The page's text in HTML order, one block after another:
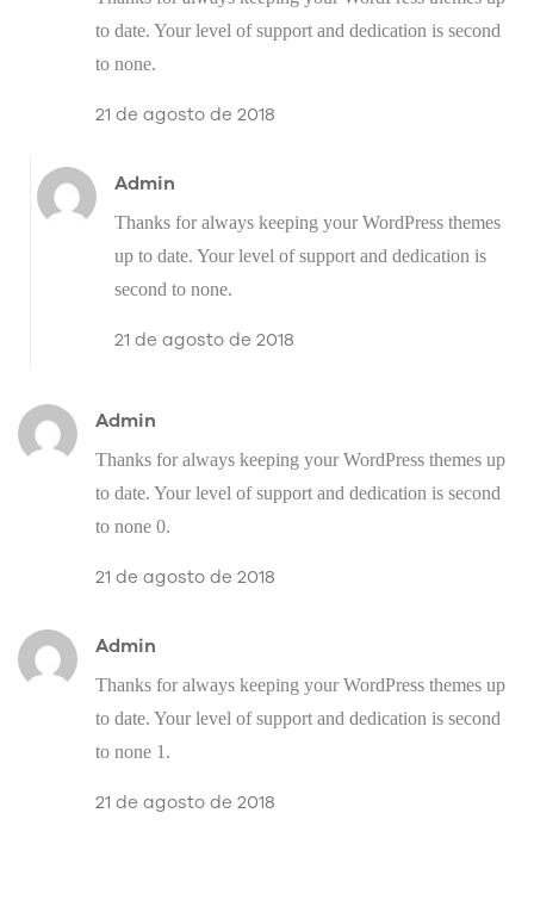
to date. Your level of support and dedication is second
to none.
21 de agosto de 2018
Admin
Thanks for always keeping your WordPress themes
up to date. Your level of support and dedication is
second to none.
21 de agosto de 2018
Admin
Thanks for always keeping your WordPress themes up
to date. Your level of support and dedication is second
to none 0.
21 de agosto de 2018
Admin
Thanks for always keeping your WordPress themes up
to date. Your level of support and dedication is second
to none 1.
21 de agosto de 2018